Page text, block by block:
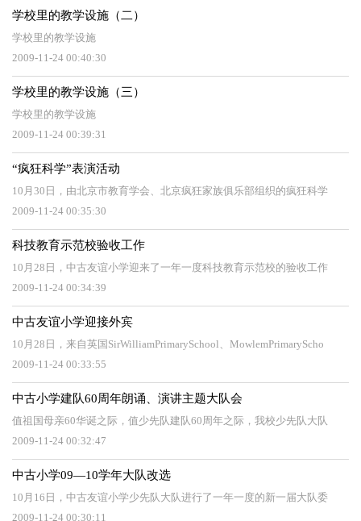
学校里的教学设施（二）
学校里的教学设施
2009-11-24 00:40:30
学校里的教学设施（三）
学校里的教学设施
2009-11-24 00:39:31
“疯狂科学”表演活动
10月30日，由北京市教育学会、北京疯狂家族俱乐部组织的疯狂科学
2009-11-24 00:35:30
科技教育示范校验收工作
10月28日，中古友谊小学迎来了一年一度科技教育示范校的验收工作
2009-11-24 00:34:39
中古友谊小学迎接外宾
10月28日，来自英国SirWilliamPrimarySchool、MowlemPrimaryScho
2009-11-24 00:33:55
中古小学建队60周年朗诵、演讲主题大队会
值祖国母亲60华诞之际，值少先队建队60周年之际，我校少先队大队
2009-11-24 00:32:47
中古小学09—10学年大队改选
10月16日，中古友谊小学少先队大队进行了一年一度的新一届大队委
2009-11-24 00:30:11